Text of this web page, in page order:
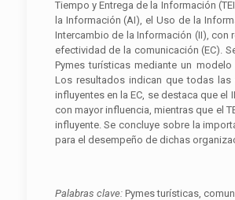
Tiempo y Entrega de la Información
la Información (AI), el Uso de la
Intercambio de la Información (II), con
efectividad de la comunicación (EC).
Pymes turísticas mediante un modelo
Los resultados indican que todas las
influyentes en la EC, se destaca que el
con mayor influencia, mientras que el
influyente. Se concluye sobre la
para el desempeño de dichas
Palabras clave: Pymes turísticas,